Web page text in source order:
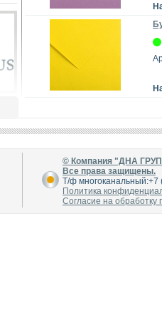
© Компания "ДНА
Все права защищены.
Т/ф
Политика
Согласие на